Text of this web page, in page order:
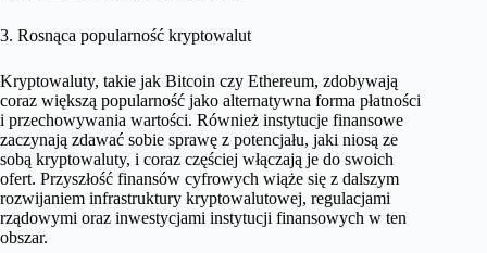
3. Rosnąca popularność kryptowalut
Kryptowaluty, takie jak Bitcoin czy Ethereum, zdobywają
coraz większą popularność jako alternatywna forma płatności
i przechowywania wartości. Również instytucje finansowe
zaczynają zdawać sobie sprawę z potencjału, jaki niosą ze
sobą kryptowaluty, i coraz częściej włączają je do swoich
ofert. Przyszłość finansów cyfrowych wiąże się z dalszym
rozwijaniem infrastruktury kryptowalutowej, regulacjami
rządowymi oraz inwestycjami instytucji finansowych w ten
obszar.